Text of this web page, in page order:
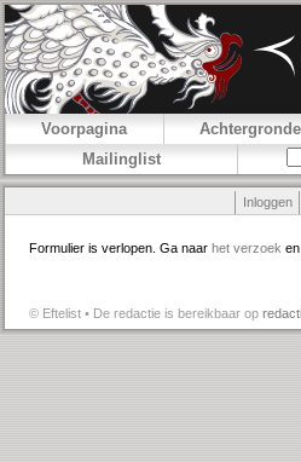
Voorpagina
Mailinglist
Inloggen
Formulier is verlopen. Ga naar het verzoek
© Eftelist • De redactie is bereikbaar op